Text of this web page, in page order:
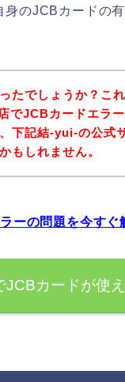
のJCBカードの
たでしょうか？こ
でJCBカードエラ
下記結-yui-の公式
もしれません。
ーの問題を今すぐ
JCBカードが使